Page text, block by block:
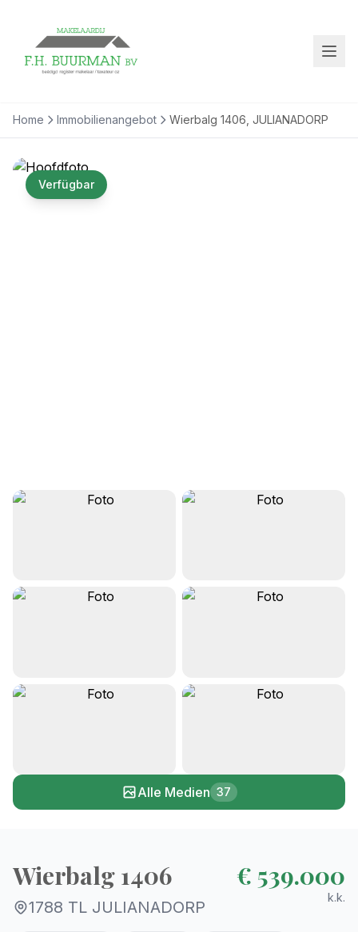
Home Immobilienangebot Wierbalg 1406, JULIANADORP
Verfügbar
+32
Alle Medien 37
Wierbalg 1406
1788 TL JULIANADORP
€ 539.000
k.k.